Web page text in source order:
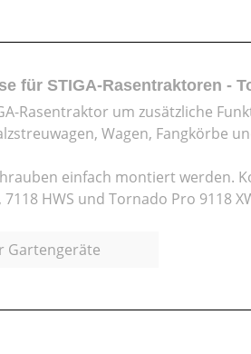
für STIGA-Rasentraktoren -
Rasentraktor um zusätzliche
Wagen, Fangkörbe
einfach montiert werden.
7118 HWS und Tornado Pro 9118
Gartengeräte